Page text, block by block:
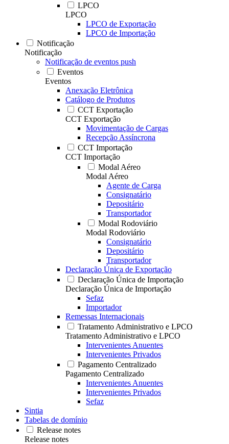
LPCO
LPCO
LPCO de Exportação
LPCO de Importação
Notificação
Notificação
Notificação de eventos push
Eventos
Eventos
Anexação Eletrônica
Catálogo de Produtos
CCT Exportação
CCT Exportação
Movimentação de Cargas
Recepção Assíncrona
CCT Importação
CCT Importação
Modal Aéreo
Modal Aéreo
Agente de Carga
Consignatário
Depositário
Transportador
Modal Rodoviário
Modal Rodoviário
Consignatário
Depositário
Transportador
Declaração Única de Exportação
Declaração Única de Importação
Declaração Única de Importação
Sefaz
Importador
Remessas Internacionais
Tratamento Administrativo e LPCO
Tratamento Administrativo e LPCO
Intervenientes Anuentes
Intervenientes Privados
Pagamento Centralizado
Pagamento Centralizado
Intervenientes Anuentes
Intervenientes Privados
Sefaz
Sintia
Tabelas de domínio
Release notes
Release notes